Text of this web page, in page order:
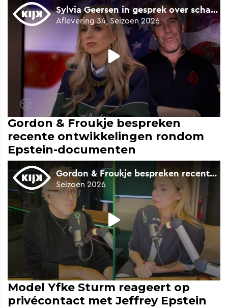
Gordon & Froukje bespreken
recente ontwikkelingen rondom
Epstein-documenten
Model Yfke Sturm reageert op
privécontact met Jeffrey Epstein